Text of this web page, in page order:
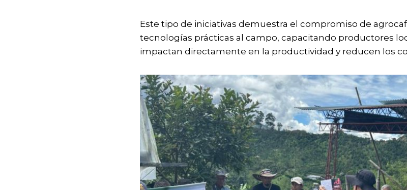
Este tipo de iniciativas demuestra el compromiso de
tecnologías prácticas al campo, capacitando productores
impactan directamente en la productividad y reducen los